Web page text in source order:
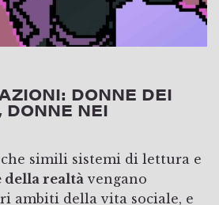
DONNE DEI
DONNE NEI
simili sistemi di lettura e
della realtà vengano
ambiti della vita sociale, e